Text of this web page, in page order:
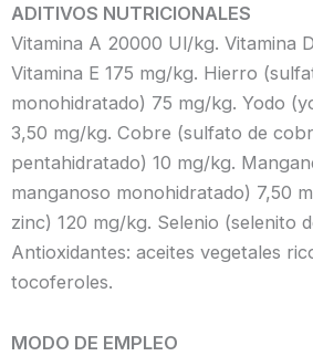
ADITIVOS NUTRICIONALES
Vitamina A 20000 Ul/kg. Vitamina
Vitamina E 175 mg/kg. Hierro
monohidratado) 75 mg/kg. Yodo
3,50 mg/kg. Cobre (sulfato de
pentahidratado) 10 mg/kg.
manganoso monohidratado) 7,50
zinc) 120 mg/kg. Selenio (selenito
Antioxidantes: aceites vegetales
tocoferoles.
MODO DE EMPLEO